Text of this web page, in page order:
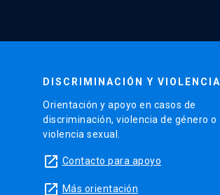
DISCRIMINACIÓN Y VIOLENCIA
Orientación y apoyo en casos de
discriminación, violencia de género o
violencia sexual.
launch Contacto para apoyo
launch Más orientación